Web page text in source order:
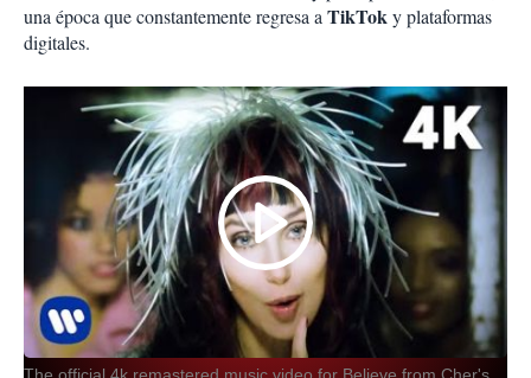
una época que constantemente regresa aTikToky plataformas
digitales.